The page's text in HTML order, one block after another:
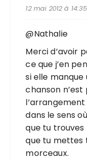
12 mai 2012 à 14:35
@Nathalie
Merci d’avoir
ce que j’en
si elle manque
chanson n’est
dans le sens
que tu
que tu mettes
morceaux.